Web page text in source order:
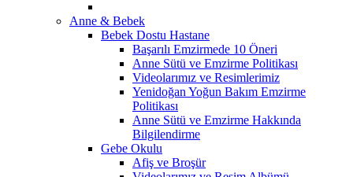
Anne & Bebek
Bebek Dostu Hastane
Başarılı Emzirmede 10 Öneri
Anne Sütü ve Emzirme Politikası
Videolarımız ve Resimlerimiz
Yenidoğan Yoğun Bakım Emzirme
Politikası
Anne Sütü ve Emzirme Hakkında
Bilgilendirme
Gebe Okulu
Afiş ve Broşür